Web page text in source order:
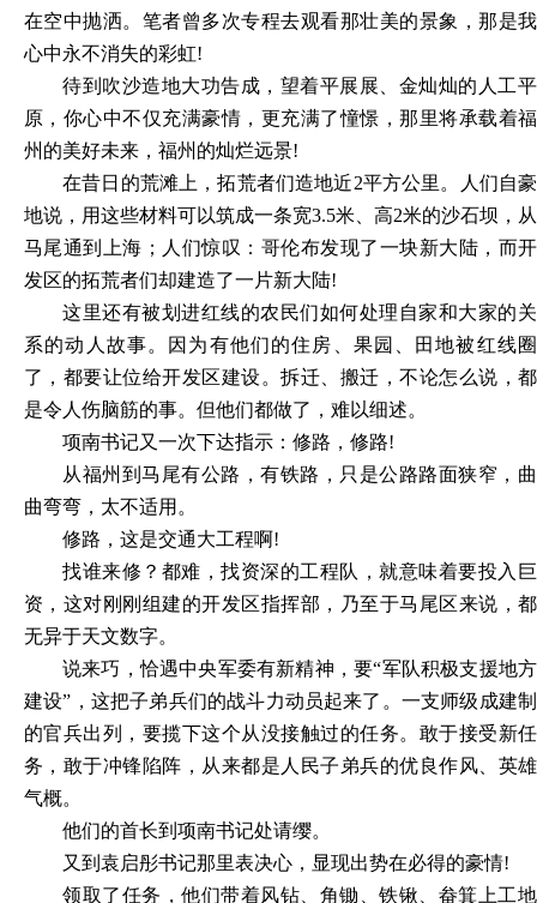
在空中抛洒。笔者曾多次专程去观看那壮美的景象，那是我
心中永不消失的彩虹!
待到吹沙造地大功告成，望着平展展、金灿灿的人工平
原，你心中不仅充满豪情，更充满了憧憬，那里将承载着福
州的美好未来，福州的灿烂远景!
在昔日的荒滩上，拓荒者们造地近2平方公里。人们自豪
地说，用这些材料可以筑成一条宽3.5米、高2米的沙石坝，从
马尾通到上海；人们惊叹：哥伦布发现了一块新大陆，而开
发区的拓荒者们却建造了一片新大陆!
这里还有被划进红线的农民们如何处理自家和大家的关
系的动人故事。因为有他们的住房、果园、田地被红线圈
了，都要让位给开发区建设。拆迁、搬迁，不论怎么说，都
是令人伤脑筋的事。但他们都做了，难以细述。
项南书记又一次下达指示：修路，修路!
从福州到马尾有公路，有铁路，只是公路路面狭窄，曲
曲弯弯，太不适用。
修路，这是交通大工程啊!
找谁来修？都难，找资深的工程队，就意味着要投入巨
资，这对刚刚组建的开发区指挥部，乃至于马尾区来说，都
无异于天文数字。
说来巧，恰遇中央军委有新精神，要“军队积极支援地方
建设”，这把子弟兵们的战斗力动员起来了。一支师级成建制
的官兵出列，要揽下这个从没接触过的任务。敢于接受新任
务，敢于冲锋陷阵，从来都是人民子弟兵的优良作风、英雄
气概。
他们的首长到项南书记处请缨。
又到袁启彤书记那里表决心，显现出势在必得的豪情!
领取了任务，他们带着风钻、角锄、铁锹、畚箕上工地